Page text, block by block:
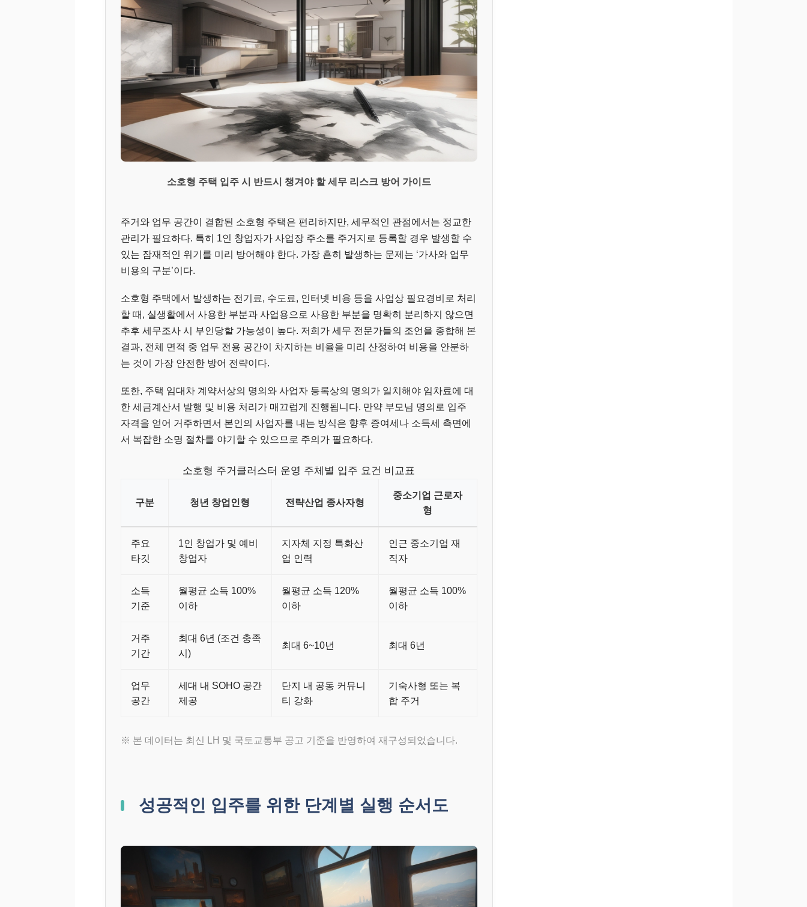
소호형 주택 입주 시 반드시 챙겨야 할 세무 리스크 방어 가이드
주거와 업무 공간이 결합된 소호형 주택은 편리하지만, 세무적인 관점에서는 정교한
관리가 필요하다. 특히 1인 창업자가 사업장 주소를 주거지로 등록할 경우 발생할 수
있는 잠재적인 위기를 미리 방어해야 한다. 가장 흔히 발생하는 문제는 ‘가사와 업무
비용의 구분’이다.
소호형 주택에서 발생하는 전기료, 수도료, 인터넷 비용 등을 사업상 필요경비로 처리
할 때, 실생활에서 사용한 부분과 사업용으로 사용한 부분을 명확히 분리하지 않으면
추후 세무조사 시 부인당할 가능성이 높다. 저희가 세무 전문가들의 조언을 종합해 본
결과, 전체 면적 중 업무 전용 공간이 차지하는 비율을 미리 산정하여 비용을 안분하
는 것이 가장 안전한 방어 전략이다.
또한, 주택 임대차 계약서상의 명의와 사업자 등록상의 명의가 일치해야 임차료에 대
한 세금계산서 발행 및 비용 처리가 매끄럽게 진행됩니다. 만약 부모님 명의로 입주
자격을 얻어 거주하면서 본인의 사업자를 내는 방식은 향후 증여세나 소득세 측면에
서 복잡한 소명 절차를 야기할 수 있으므로 주의가 필요하다.
소호형 주거클러스터 운영 주체별 입주 요건 비교표
구분 청년 창업인형 전략산업 종사자형
중소기업 근로자
형
주요
타깃
1인 창업가 및 예비
창업자
지자체 지정 특화산
업 인력
인근 중소기업 재
직자
소득
기준
월평균 소득 100%
이하
월평균 소득 120%
이하
월평균 소득 100%
이하
거주
기간
최대 6년 (조건 충족
시)
최대 6~10년 최대 6년
업무
공간
세대 내 SOHO 공간
제공
단지 내 공동 커뮤니
티 강화
기숙사형 또는 복
합 주거
※ 본 데이터는 최신 LH 및 국토교통부 공고 기준을 반영하여 재구성되었습니다.
성공적인 입주를 위한 단계별 실행 순서도